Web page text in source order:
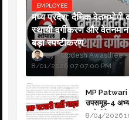
EMPLOYEE
मध्य प्रदेश: दैनिक वेतनभोगी
स्थायी वर्गीकरण और
बड़ा स्पष्टीकरण
Updesh Awasthee
8/01/2026 07:07:00 PM
MP Patwari
उपसमूह-4
मार्गदर्शिका
8/04/2026